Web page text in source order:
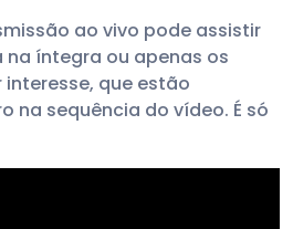
ao vivo pode assistir
na íntegra ou apenas os
que estão
na sequência do vídeo. É só